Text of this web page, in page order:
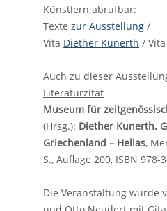
Künstlern abrufbar:
Texte zur Ausstellung /
Vita Diether Kunerth / Vita
Auch zu dieser
Literaturzitat
Museum für
(Hrsg.): Diether Kunerth.
Griechenland – Hellas,
S., Auflage 200, ISBN 978-
Die Veranstaltung wurde